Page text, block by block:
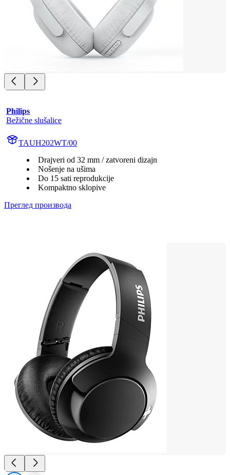
Philips
Bežične slušalice
TAUH202WT/00
Drajveri od 32 mm / zatvoreni dizajn
Nošenje na ušima
Do 15 sati reprodukcije
Kompaktno sklopive
Преглед производа